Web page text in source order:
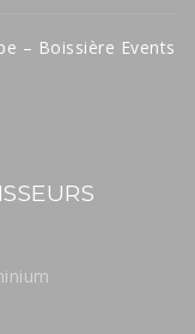
– Boissière Events